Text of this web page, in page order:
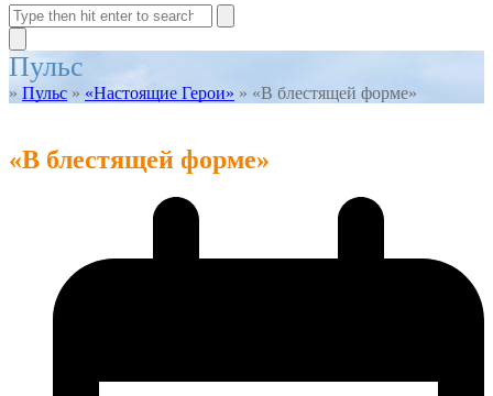
mobile
menu
mobile
menu
Search
Close
search
Пульс
» Пульс » «Настоящие Герои» » «В блестящей форме»
«В блестящей форме»